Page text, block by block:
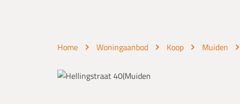
Home Woningaanbod Koop Muiden